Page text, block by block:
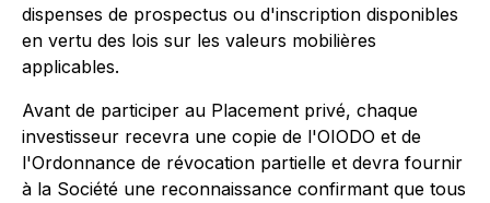
dispenses de prospectus ou d'inscription disponibles
en vertu des lois sur les valeurs mobilières
applicables.
Avant de participer au Placement privé, chaque
investisseur recevra une copie de l'OIODO et de
l'Ordonnance de révocation partielle et devra fournir
à la Société une reconnaissance confirmant que tous